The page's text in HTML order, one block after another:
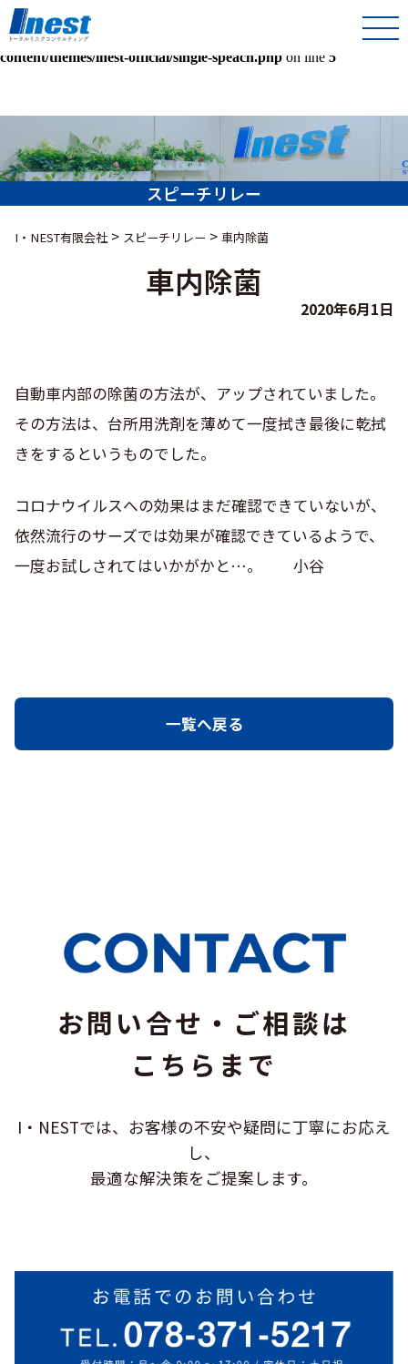
Warning: Undefined array key 0 in
/home/kir013221/public_html/inest-co-jp/wps/wp-
content/themes/inest-official/single-speach.php on line 5
スピーチリレー
I・NEST有限会社 > スピーチリレー > 車内除菌
車内除菌
2020年6月1日
自動車内部の除菌の方法が、アップされていました。
その方法は、台所用洗剤を薄めて一度拭き最後に乾拭
きをするというものでした。
コロナウイルスへの効果はまだ確認できていないが、
依然流行のサーズでは効果が確認できているようで、
一度お試しされてはいかがかと…。 小谷
一覧へ戻る
お問い合せ・ご相談は
こちらまで
I・NESTでは、お客様の不安や疑問に丁寧にお応え
し、
最適な解決策をご提案します。